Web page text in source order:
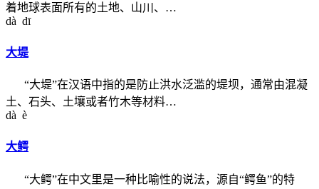
着地球表面所有的土地、山川、…
dà dī
大堤
“大堤”在汉语中指的是防止洪水泛滥的堤坝，通常由混凝
土、石头、土壤或者竹木等材料…
dà è
大鳄
“大鳄”在中文里是一种比喻性的说法，源自“鳄鱼”的特